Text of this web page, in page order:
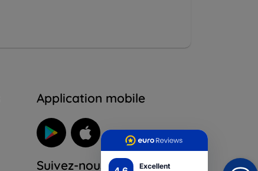
Excellent
Application mobile
Suivez-nous